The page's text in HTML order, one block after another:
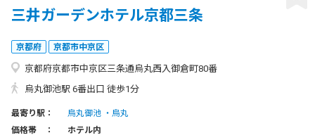
三井ガーデンホテル京都三条
京都府 京都市中京区
京都府京都市中京区三条通烏丸西入御倉町80番
烏丸御池駅 6番出口 徒歩1分
最寄り駅： 烏丸御池
烏丸
価格帯 ：
ホテル内